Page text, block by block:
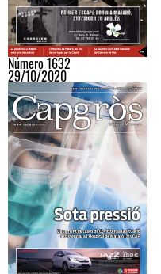
Número 1632
29/10/2020